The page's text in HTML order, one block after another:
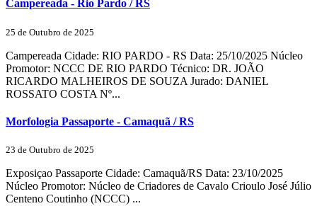
Campereada - Rio Pardo / RS
25 de Outubro de 2025
Campereada Cidade: RIO PARDO - RS Data: 25/10/2025 Núcleo
Promotor: NCCC DE RIO PARDO Técnico: DR. JOÃO
RICARDO MALHEIROS DE SOUZA Jurado: DANIEL
ROSSATO COSTA Nº...
Morfologia Passaporte - Camaquã / RS
23 de Outubro de 2025
Exposiçao Passaporte Cidade: Camaquã/RS Data: 23/10/2025
Núcleo Promotor: Núcleo de Criadores de Cavalo Crioulo José Júlio
Centeno Coutinho (NCCC) ...